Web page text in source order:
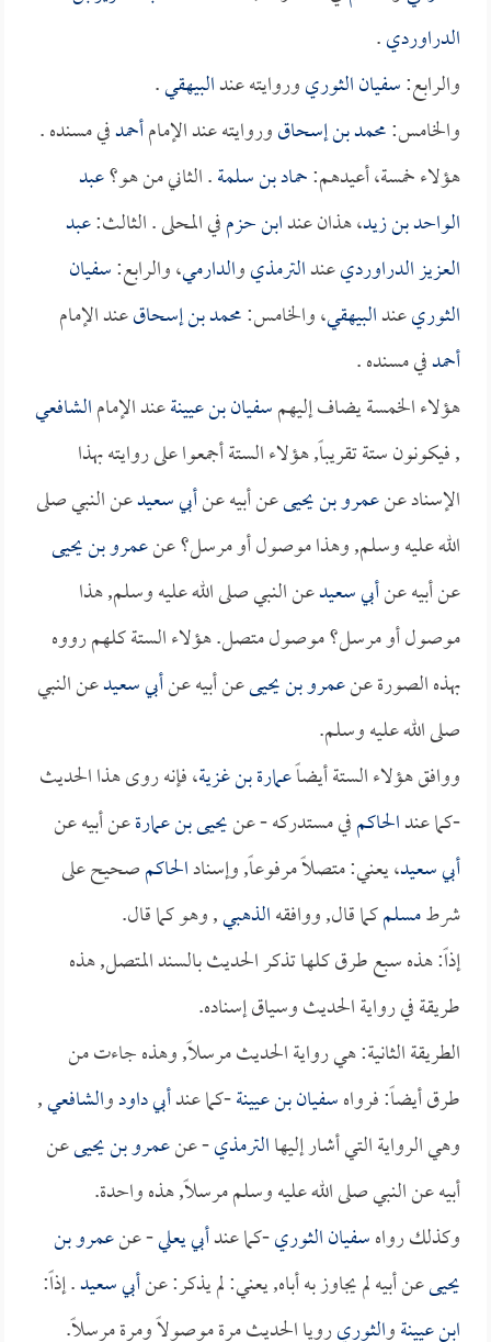
الدراوردي.
والرابع:سفيان الثوريوروايته عندالبيهقي.
والخامس:محمد بن إسحاقوروايته عند الإمامأحمدفي مسنده .
هؤلاء خمسة، أعيدهم:حماد بن سلمة. الثاني من هو؟عبد
الواحد بن زيد، هذان عندابن حزمفي المحلى . الثالث:عبد
العزيز الدراورديعندالترمذيوالدارمي، والرابع:سفيان
الثوريعندالبيهقي، والخامس:محمد بن إسحاقعند الإمام
أحمدفي مسنده .
هؤلاء الخمسة يضاف إليهمسفيان بن عيينةعند الإمامالشافعي
, فيكونون ستة تقريباً, هؤلاء الستة أجمعوا على روايته بهذا
الإسناد عنعمرو بن يحيىعن أبيه عنأبي سعيدعن النبي صلى
الله عليه وسلم, وهذا موصول أو مرسل؟ عنعمرو بن يحيى
عن أبيه عنأبي سعيدعن النبي صلى الله عليه وسلم, هذا
موصول أو مرسل؟ موصول متصل. هؤلاء الستة كلهم رووه
بهذه الصورة عنعمرو بن يحيىعن أبيه عنأبي سعيدعن النبي
صلى الله عليه وسلم.
ووافق هؤلاء الستة أيضاًعمارة بن غزية، فإنه روى هذا الحديث
-كما عندالحاكمفي مستدركه - عنيحيى بن عمارةعن أبيه عن
أبي سعيد، يعني: متصلاً مرفوعاً, وإسنادالحاكمصحيح على
شرطمسلمكما قال, ووافقهالذهبي, وهو كما قال.
إذاً: هذه سبع طرق كلها تذكر الحديث بالسند المتصل, هذه
طريقة في رواية الحديث وسياق إسناده.
الطريقة الثانية: هي رواية الحديث مرسلاً, وهذه جاءت من
طرق أيضاً: فرواهسفيان بن عيينة-كما عندأبي داودوالشافعي,
وهي الرواية التي أشار إليهاالترمذي- عنعمرو بن يحيىعن
أبيه عن النبي صلى الله عليه وسلم مرسلاً, هذه واحدة.
وكذلك رواهسفيان الثوري-كما عندأبي يعلي- عنعمرو بن
يحيىعن أبيه لم يجاوز به أباه, يعني: لم يذكر: عنأبي سعيد. إذاً:
ابن عيينةوالثوريرويا الحديث مرة موصولاً ومرة مرسلاً.